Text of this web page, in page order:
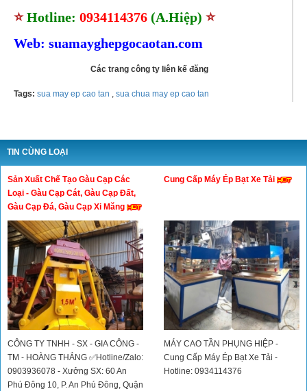
⭐Hotline: 0934114376 (A.Hiệp) ⭐
Web: suamayghepgocaotan.com
Các trang công ty liên kế đăng
Tags: sua may ep cao tan , sua chua may ep cao tan
TIN CÙNG LOẠI
Sản Xuất Chế Tạo Gàu Cạp Các
Loại - Gàu Cạp Cát, Gàu Cạp Đất,
Gàu Cạp Đá, Gàu Cạp Xi Măng
CÔNG TY TNHH - SX - GIA CÔNG -
TM - HOÀNG THẮNG ✅Hotline/Zalo:
0903936078 - Xưởng SX: 60 An
Phú Đông 10, P. An Phú Đông, Quận
Cung Cấp Máy Ép Bạt Xe Tải
MÁY CAO TẦN PHỤNG HIỆP -
Cung Cấp Máy Ép Bạt Xe Tải -
Hotline: 0934114376